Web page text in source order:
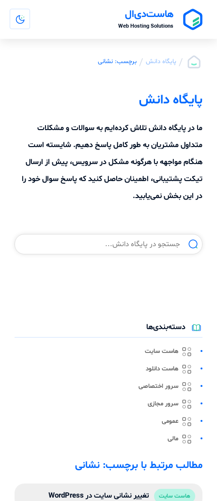
هاست‌دی‌ال
Web Hosting Solutions
/ پایگاه دانش / برچسب: نشانی
پایگاه دانش
ما در پایگاه دانش تلاش کرده‌ایم به سوالات و مشکلات
متداول مشتریان به طور کامل پاسخ دهیم. شایسته است
هنگام مواجهه با هرگونه مشکل در سرویس، پیش از ارسال
تیکت پشتیبانی، اطمینان حاصل کنید که پاسخ سوال خود را
در این بخش نمی‌یابید.
دسته‌بندی‌ها
هاست سایت
هاست دانلود
سرور اختصاصی
سرور مجازی
عمومی
مالی
مطالب مرتبط با برچسب: نشانی
هاست سایت تغییر نشانی سایت در WordPress